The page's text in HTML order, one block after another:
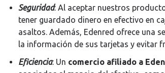
Seguridad: Al aceptar nuestros
tener guardado dinero en efectivo en
asaltos. Además, Edenred ofrece una
la información de sus tarjetas y evitar
Eficiencia: Un comercio afiliado a